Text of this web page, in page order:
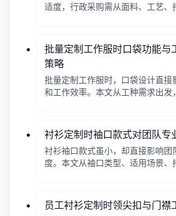
适度，行政采购需从面料、工艺、
批量定制工作服时口袋功能与
策略
批量定制工作服时，口袋设计直接
和工作效率。本文从工种需求出发
衬衫定制时袖口款式对团队专
衬衫袖口款式虽小，却直接影响团
度。本文从袖口类型、适用场景、
员工衬衫定制时领尖扣与门襟